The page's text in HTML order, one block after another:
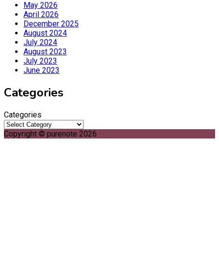
May 2026
April 2026
December 2025
August 2024
July 2024
August 2023
July 2023
June 2023
Categories
Categories
Copyright © purenote 2026